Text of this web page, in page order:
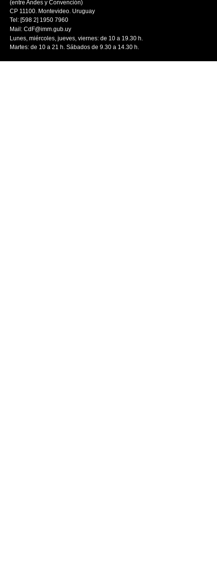
(entre Andes y Convención)
CP 11100. Montevideo. Uruguay
Tel: [598 2] 1950 7960
Mail: CdF@imm.gub.uy
Lunes, miércoles, jueves, viernes: de 10 a 19.30 h.
Martes: de 10 a 21 h. Sábados de 9.30 a 14.30 h.